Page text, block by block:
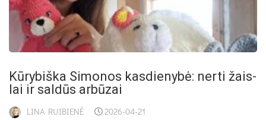
Kū­ry­biš­ka Si­mo­nos kas­die­ny­bė: ner­ti žais­
lai ir sal­dūs ar­bū­zai
LINA RUIBIENĖ 2026-04-21